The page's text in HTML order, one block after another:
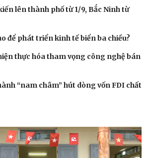
lên thành phố từ 1/9, Bắc Ninh từ
để phát triển kinh tế biển ba chiều?
thực hóa tham vọng công nghệ bán
“nam châm” hút dòng vốn FDI chất